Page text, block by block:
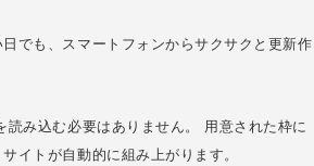
でも、スマートフォンからサクサクと更新作
読み込む必要はありません。 用意された枠に
イトが自動的に組み上がります。